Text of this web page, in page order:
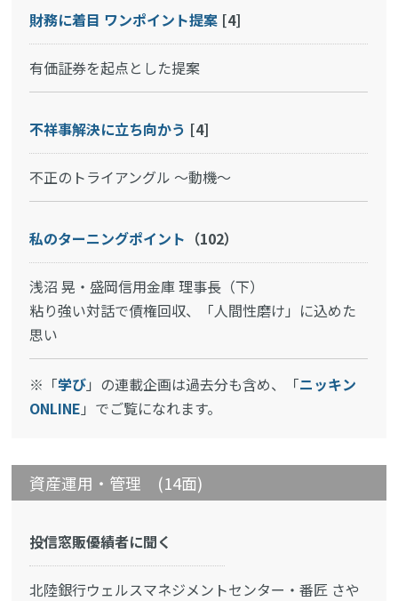
財務に着目 ワンポイント提案 [4]
有価証券を起点とした提案
不祥事解決に立ち向かう [4]
不正のトライアングル ～動機～
私のターニングポイント （102）
浅沼 晃・盛岡信用金庫 理事長（下）
粘り強い対話で債権回収、「人間性磨け」に込めた
思い
※「学び」の連載企画は過去分も含め、「ニッキン
ONLINE 」でご覧になれます。
資産運用・管理 (14面)
投信窓販優績者に聞く
北陸銀行ウェルスマネジメントセンター・番匠 さや